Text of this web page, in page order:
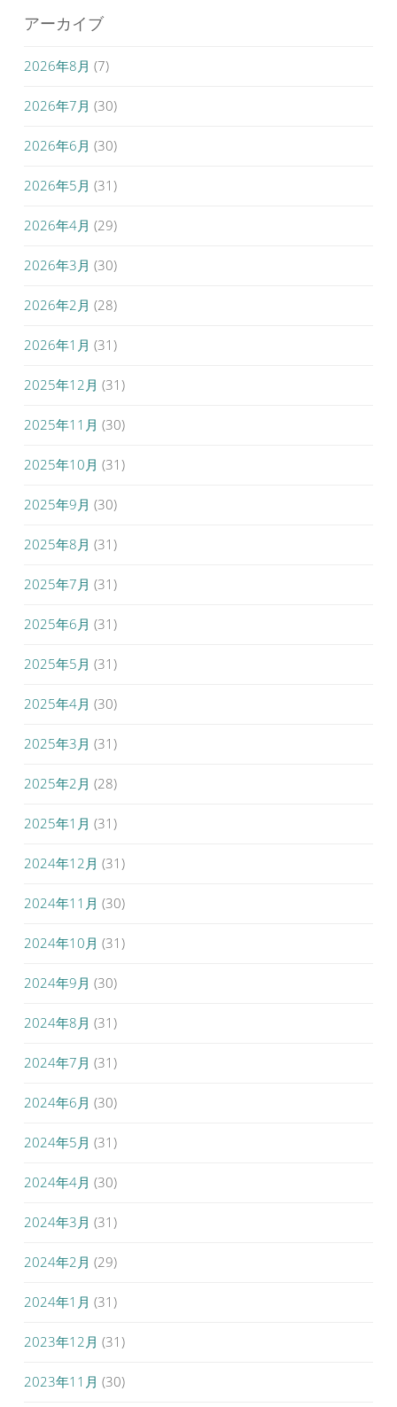
アーカイブ
2026年8月 (7)
2026年7月 (30)
2026年6月 (30)
2026年5月 (31)
2026年4月 (29)
2026年3月 (30)
2026年2月 (28)
2026年1月 (31)
2025年12月 (31)
2025年11月 (30)
2025年10月 (31)
2025年9月 (30)
2025年8月 (31)
2025年7月 (31)
2025年6月 (31)
2025年5月 (31)
2025年4月 (30)
2025年3月 (31)
2025年2月 (28)
2025年1月 (31)
2024年12月 (31)
2024年11月 (30)
2024年10月 (31)
2024年9月 (30)
2024年8月 (31)
2024年7月 (31)
2024年6月 (30)
2024年5月 (31)
2024年4月 (30)
2024年3月 (31)
2024年2月 (29)
2024年1月 (31)
2023年12月 (31)
2023年11月 (30)